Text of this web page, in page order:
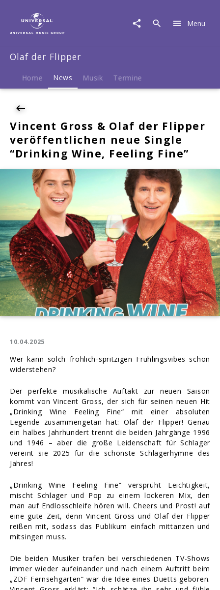
&
veröffentlichen
neue
Single
"Drinking
Wine,
Menu
Olaf der Flipper
Home News Musik Termine
Vincent Gross & Olaf der Flipper
veröffentlichen neue Single
“Drinking Wine, Feeling Fine”
10.04.2025
Wer kann solch fröhlich-spritzigen Frühlingsvibes schon
widerstehen?
Der perfekte musikalische Auftakt zur neuen Saison
kommt von Vincent Gross, der sich für seinen neuen Hit
„Drinking Wine Feeling Fine“ mit einer absoluten
Legende zusammengetan hat: Olaf der Flipper! Genau
ein halbes Jahrhundert trennt die beiden Jahrgänge 1996
und 1946 – aber die große Leidenschaft für Schlager
vereint sie 2025 für die schönste Schlagerhymne des
Jahres!
„Drinking Wine Feeling Fine“ versprüht Leichtigkeit,
mischt Schlager und Pop zu einem lockeren Mix, den
man auf Endlosschleife hören will. Cheers und Prost! auf
eine gute Zeit, denn Vincent Gross und Olaf der Flipper
reißen mit, sodass das Publikum einfach mittanzen und
mitsingen muss.
Die beiden Musiker trafen bei verschiedenen TV-Shows
immer wieder aufeinander und nach einem Auftritt beim
„ZDF Fernsehgarten“ war die Idee eines Duetts geboren.